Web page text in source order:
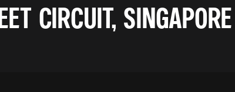
CIRCUIT, SINGAPORE